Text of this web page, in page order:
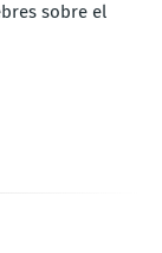
sobre el